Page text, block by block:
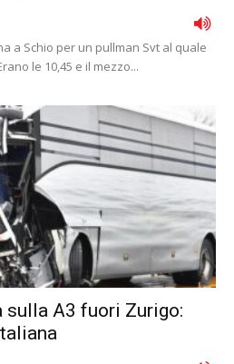
a Schio per un pullman Svt al quale
le 10,45 e il mezzo...
sulla A3 fuori Zurigo: